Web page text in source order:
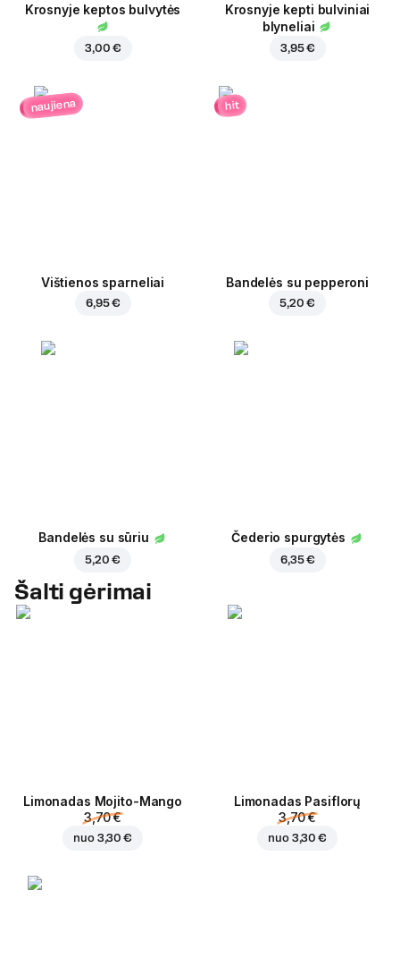
Krosnyje keptos bulvytės
3,00 €
Krosnyje kepti bulviniai
blyneliai
3,95 €
naujiena
Vištienos sparneliai
6,95 €
hit
Bandelės su pepperoni
5,20 €
Bandelės su sūriu
5,20 €
Čederio spurgytės
6,35 €
Šalti gėrimai
Limonadas Mojito-Mango
3,70 €
nuo 3,30 €
Limonadas Pasiflorų
3,70 €
nuo 3,30 €